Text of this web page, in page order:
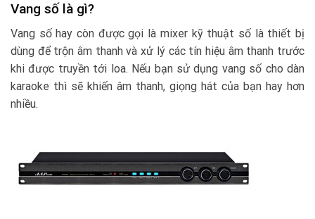
Vang số là gì?
Vang số hay còn được gọi là mixer kỹ thuật số là thiết bị
dùng để trộn âm thanh và xử lý các tín hiệu âm thanh trước
khi được truyền tới loa. Nếu bạn sử dụng vang số cho dàn
karaoke thì sẽ khiến âm thanh, giọng hát của bạn hay hơn
nhiều.